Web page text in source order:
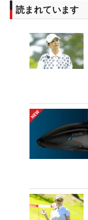
読まれています